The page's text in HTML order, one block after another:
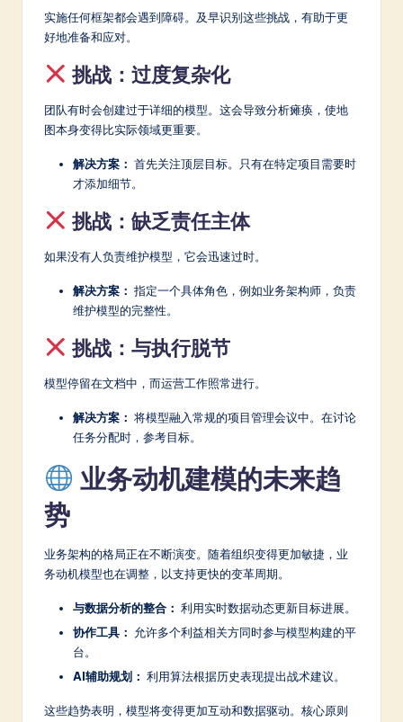
实施任何框架都会遇到障碍。及早识别这些挑战，有助于更
好地准备和应对。
挑战：过度复杂化
团队有时会创建过于详细的模型。这会导致分析瘫痪，使地
图本身变得比实际领域更重要。
解决方案： 首先关注顶层目标。只有在特定项目需要时
才添加细节。
挑战：缺乏责任主体
如果没有人负责维护模型，它会迅速过时。
解决方案： 指定一个具体角色，例如业务架构师，负责
维护模型的完整性。
挑战：与执行脱节
模型停留在文档中，而运营工作照常进行。
解决方案： 将模型融入常规的项目管理会议中。在讨论
任务分配时，参考目标。
业务动机建模的未来趋
势
业务架构的格局正在不断演变。随着组织变得更加敏捷，业
务动机模型也在调整，以支持更快的变革周期。
与数据分析的整合： 利用实时数据动态更新目标进展。
协作工具： 允许多个利益相关方同时参与模型构建的平
台。
AI辅助规划： 利用算法根据历史表现提出战术建议。
这些趋势表明，模型将变得更加互动和数据驱动。核心原则